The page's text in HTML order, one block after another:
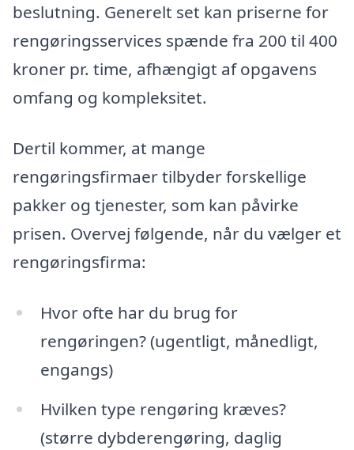
beslutning. Generelt set kan priserne for
rengøringsservices spænde fra 200 til 400
kroner pr. time, afhængigt af opgavens
omfang og kompleksitet.
Dertil kommer, at mange
rengøringsfirmaer tilbyder forskellige
pakker og tjenester, som kan påvirke
prisen. Overvej følgende, når du vælger et
rengøringsfirma:
Hvor ofte har du brug for
rengøringen? (ugentligt, månedligt,
engangs)
Hvilken type rengøring kræves?
(større dybderengøring, daglig